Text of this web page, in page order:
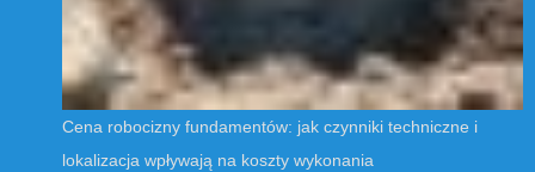
Cena robocizny fundamentów: jak czynniki techniczne i
lokalizacja wpływają na koszty wykonania